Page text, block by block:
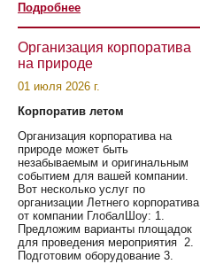
Подробнее
Организация корпоратива
на природе
01 июля 2026 г.
Корпоратив летом
Организация корпоратива на
природе может быть
незабываемым и оригинальным
событием для вашей компании.
Вот несколько услуг по
организации Летнего корпоратива
от компании ГлобалШоу: 1.
Предложим варианты площадок
для проведения мероприятия 2.
Подготовим оборудование 3.